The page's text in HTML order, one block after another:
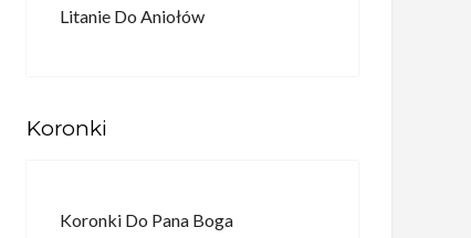
Litanie Do Aniołów
Koronki
Koronki Do Pana Boga